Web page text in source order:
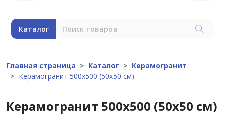
Каталог
Главная страница Каталог
Керамогранит
Керамогранит 500х500 (50х50 см)
Керамогранит 500х500 (50х50 см)